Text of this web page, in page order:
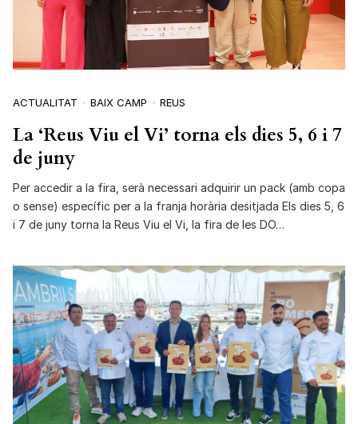
ACTUALITAT BAIX CAMP REUS
La ‘Reus Viu el Vi’ torna els dies 5, 6 i 7
de juny
Per accedir a la fira, serà necessari adquirir un pack (amb copa
o sense) específic per a la franja horària desitjada Els dies 5, 6
i 7 de juny torna la Reus Viu el Vi, la fira de les DO…